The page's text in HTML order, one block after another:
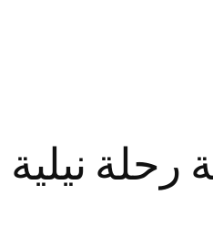
رحلة